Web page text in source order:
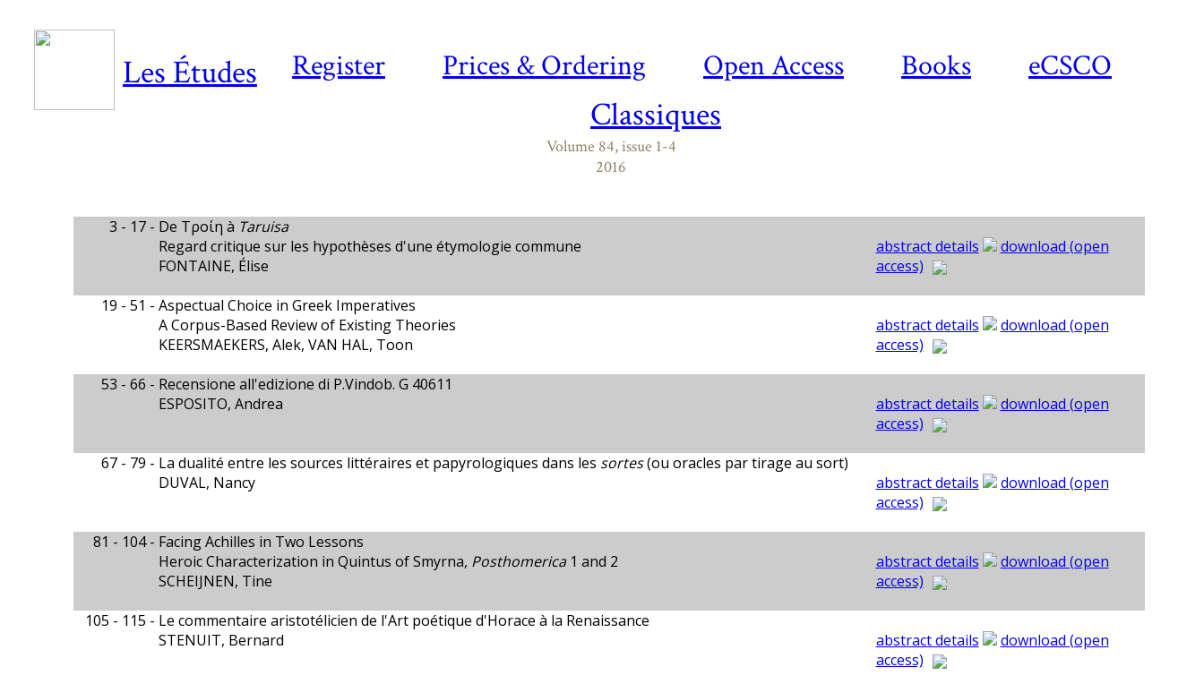
Register Prices & Ordering Open Access Books eCSCO
Les Études
Classiques
Volume 84, issue 1-4
2016
3 - 17 - De Τροίη à Taruisa
Regard critique sur les hypothèses d'une étymologie commune
FONTAINE, Élise
abstract details
download (open
access)
19 - 51 - Aspectual Choice in Greek Imperatives
A Corpus-Based Review of Existing Theories
KEERSMAEKERS, Alek, VAN HAL, Toon
abstract details
download (open
access)
53 - 66 - Recensione all'edizione di P.Vindob. G 40611
ESPOSITO, Andrea
abstract details
download (open
access)
67 - 79 - La dualité entre les sources littéraires et papyrologiques dans les sortes(ou oracles par tirage au sort)
DUVAL, Nancy
abstract details
download (open
access)
81 - 104 - Facing Achilles in Two Lessons
Heroic Characterization in Quintus of Smyrna, Posthomerica1 and 2
SCHEIJNEN, Tine
abstract details
download (open
access)
105 - 115 - Le commentaire aristotélicien de l'Art poétique d'Horace à la Renaissance
STENUIT, Bernard
abstract details
download (open
access)